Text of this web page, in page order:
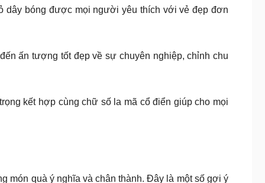
dây bóng được mọi người yêu thích với vẻ đẹp đơn
ấn tượng tốt đẹp về sự chuyên nghiệp, chỉnh chu
kết hợp cùng chữ số la mã cổ điển giúp cho mọi
món quà ý nghĩa và chân thành. Đây là một số gợi ý